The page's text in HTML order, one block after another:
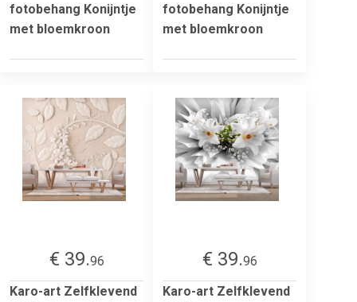
fotobehang Konijntje
met bloemkroon
fotobehang Konijntje
met bloemkroon
€ 39.96
Karo-art Zelfklevend
€ 39.96
Karo-art Zelfklevend